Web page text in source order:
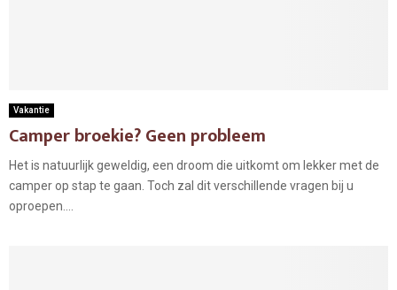
Vakantie
Camper broekie? Geen probleem
Het is natuurlijk geweldig, een droom die uitkomt om lekker met de
camper op stap te gaan. Toch zal dit verschillende vragen bij u
oproepen....